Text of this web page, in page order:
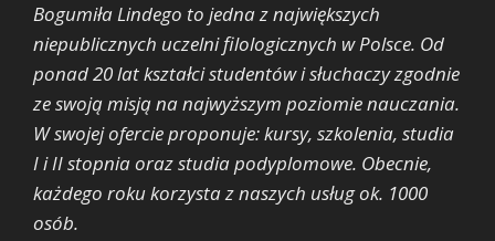
Bogumiła Lindego to jedna z największych
niepublicznych uczelni filologicznych w Polsce. Od
ponad 20 lat kształci studentów i słuchaczy zgodnie
ze swoją misją na najwyższym poziomie nauczania.
W swojej ofercie proponuje: kursy, szkolenia, studia
I i II stopnia oraz studia podyplomowe. Obecnie,
każdego roku korzysta z naszych usług ok. 1000
osób.